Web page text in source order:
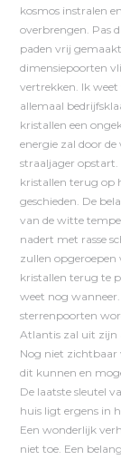
kosmos instralen
overbrengen. Pas
paden vrij
dimensiepoorten
vertrekken. Ik
allemaal
kristallen een
energie zal door
straaljager opstart.
kristallen terug op
geschieden. De
van de witte
nadert met rasse
zullen opgeroepen
kristallen terug te
weet nog
sterrenpoorten
Atlantis zal uit zijn
Nog niet zichtbaar
dit kunnen en
De laatste sleutel
huis ligt ergens in
Een wonderlijk
niet toe. Een